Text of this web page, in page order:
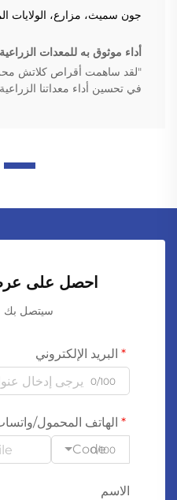
جون سميث، مزارع، الولايات
أداء موثوق به للمعدات الزراعية
في تحسين أداء معداتنا
احصل على
سيتصل بك
البريد الإلكتروني
0/100
الهاتف المحمول/
Code
0/100
الاسم